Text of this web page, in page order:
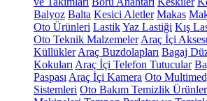
Balyoz Balta Kesici Aletler Makas
Oto Ürünleri LastikYaz Lastiği Kış
Oto Teknik Malzemeler Araç İçi
Küllükler Araç Buzdolapları Bagaj
Kokuları Araç İçi Telefon Tutucular
Paspası Araç İçi Kamera Oto
Sistemleri Oto Bakım Temizlik